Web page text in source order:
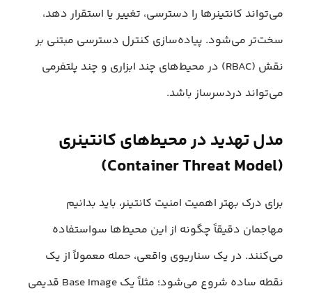
می‌تواند کانتینرها را دسترسی، تغییر یا استقرار دهد،
سخت‌تر می‌شود. پیاده‌سازی کنترل دسترسی مبتنی بر
نقش (RBAC) در محیط‌های چند ابزاری و چند پلتفرمی
می‌تواند دردسرساز باشد.
مدل تهدید در محیط‌های کانتینری
(Container Threat Model)
برای درک بهتر اهمیت امنیت کانتینر، باید بدانیم
مهاجمان دقیقاً چگونه از این محیط‌ها سواستفاده
می‌کنند. در یک سناریوی واقعی، حمله معمولاً از یک
نقطه ساده شروع می‌شود؛ مثلاً یک Base Image قدیمی